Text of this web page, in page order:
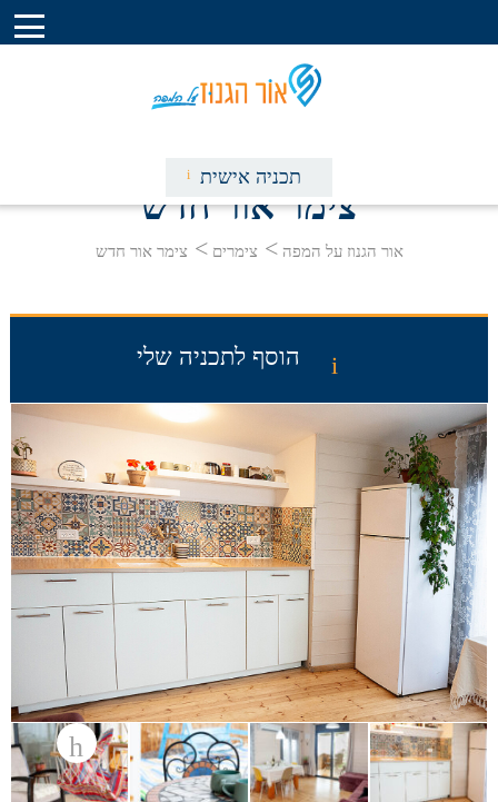
תכניה אישית
אטרקציות בסביבה
קברי צדיקים בסביבה
מגזין המושב
פרסום באור הגנוז על המפה
אודות אור הגנוז על המפה
צור קשר עם אור הגנוז על המפה
אור גנוז על המפה – דף הבית
צימר אור חדש
אור הגנוז על המפה צימרים צימר אור חדש
הוסף לתכניה שלי